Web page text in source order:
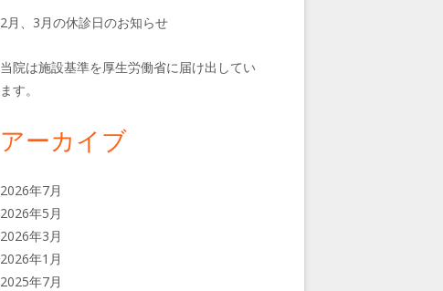
バ
ー
2月、3月の休診日のお知らせ
当院は施設基準を厚生労働省に届け出してい
ます。
アーカイブ
2026年7月
2026年5月
2026年3月
2026年1月
2025年7月